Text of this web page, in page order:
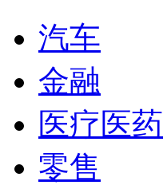
汽车
金融
医疗医药
零售